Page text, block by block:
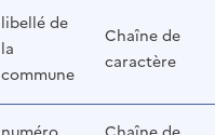
libellé de
la
commune
Chaîne de
caractère